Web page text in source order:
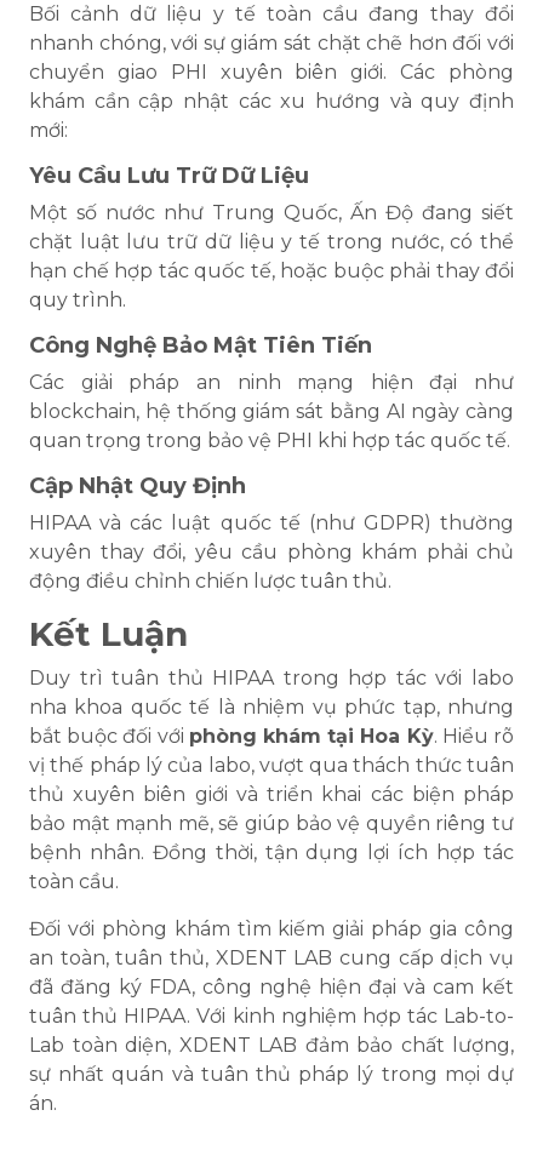
Bối cảnh dữ liệu y tế toàn cầu đang thay đổi
nhanh chóng, với sự giám sát chặt chẽ hơn đối với
chuyển giao PHI xuyên biên giới. Các phòng
khám cần cập nhật các xu hướng và quy định
mới:
Yêu Cầu Lưu Trữ Dữ Liệu
Một số nước như Trung Quốc, Ấn Độ đang siết
chặt luật lưu trữ dữ liệu y tế trong nước, có thể
hạn chế hợp tác quốc tế, hoặc buộc phải thay đổi
quy trình.
Công Nghệ Bảo Mật Tiên Tiến
Các giải pháp an ninh mạng hiện đại như
blockchain, hệ thống giám sát bằng AI ngày càng
quan trọng trong bảo vệ PHI khi hợp tác quốc tế.
Cập Nhật Quy Định
HIPAA và các luật quốc tế (như GDPR) thường
xuyên thay đổi, yêu cầu phòng khám phải chủ
động điều chỉnh chiến lược tuân thủ.
Kết Luận
Duy trì tuân thủ HIPAA trong hợp tác với labo
nha khoa quốc tế là nhiệm vụ phức tạp, nhưng
bắt buộc đối với phòng khám tại Hoa Kỳ. Hiểu rõ
vị thế pháp lý của labo, vượt qua thách thức tuân
thủ xuyên biên giới và triển khai các biện pháp
bảo mật mạnh mẽ, sẽ giúp bảo vệ quyền riêng tư
bệnh nhân. Đồng thời, tận dụng lợi ích hợp tác
toàn cầu.
Đối với phòng khám tìm kiếm giải pháp gia công
an toàn, tuân thủ, XDENT LAB cung cấp dịch vụ
đã đăng ký FDA, công nghệ hiện đại và cam kết
tuân thủ HIPAA. Với kinh nghiệm hợp tác Lab-to-
Lab toàn diện, XDENT LAB đảm bảo chất lượng,
sự nhất quán và tuân thủ pháp lý trong mọi dự
án.